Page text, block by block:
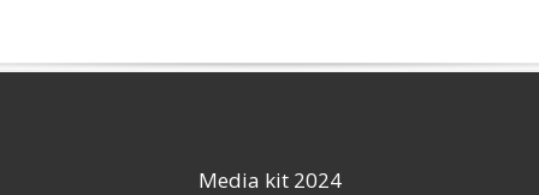
Media kit 2024